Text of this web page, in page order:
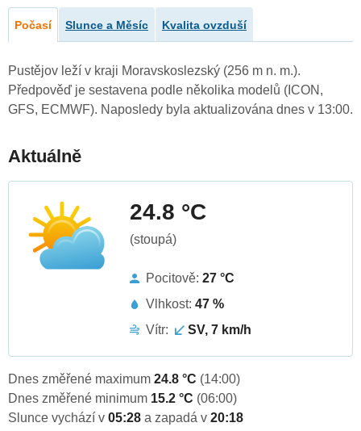
Počasí Slunce a Měsíc Kvalita ovzduší
Pustějov leží v kraji Moravskoslezský (256 m n. m.).
Předpověď je sestavena podle několika modelů (ICON,
GFS, ECMWF). Naposledy byla aktualizována dnes v 13:00.
Aktuálně
24.8 °C
(stoupá)
Pocitově: 27 °C
Vlhkost: 47 %
Vítr:
SV, 7 km/h
Dnes změřené maximum 24.8 °C (14:00)
Dnes změřené minimum 15.2 °C (06:00)
Slunce vychází v 05:28 a zapadá v 20:18